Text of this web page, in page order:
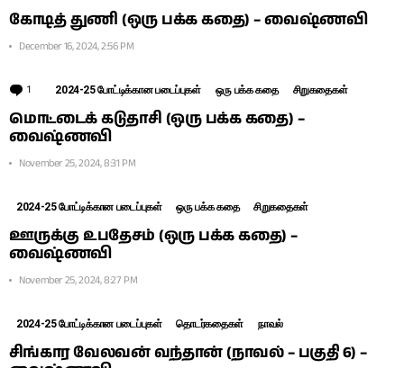
கோடித் துணி (ஒரு பக்க கதை) – வைஷ்ணவி
December 16, 2024, 2:56 PM
1 Comment
2024-25 போட்டிக்கான படைப்புகள் ஒரு பக்க கதை சிறுகதைகள்
மொட்டைக் கடுதாசி (ஒரு பக்க கதை) –
வைஷ்ணவி
November 25, 2024, 8:31 PM
2024-25 போட்டிக்கான படைப்புகள் ஒரு பக்க கதை சிறுகதைகள்
ஊருக்கு உபதேசம் (ஒரு பக்க கதை) –
வைஷ்ணவி
November 25, 2024, 8:27 PM
2024-25 போட்டிக்கான படைப்புகள் தொடர்கதைகள் நாவல்
சிங்கார வேலவன் வந்தான் (நாவல் – பகுதி 6) –